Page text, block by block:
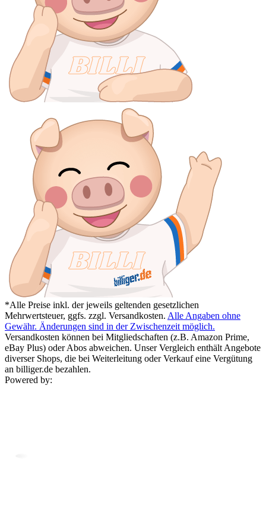
*Alle Preise inkl. der jeweils geltenden gesetzlichen
Mehrwertsteuer, ggfs. zzgl. Versandkosten. Alle Angaben ohne
Gewähr. Änderungen sind in der Zwischenzeit möglich.
Versandkosten können bei Mitgliedschaften (z.B. Amazon Prime,
eBay Plus) oder Abos abweichen. Unser Vergleich enthält Angebote
diverser Shops, die bei Weiterleitung oder Verkauf eine Vergütung
an billiger.de bezahlen.
Powered by: